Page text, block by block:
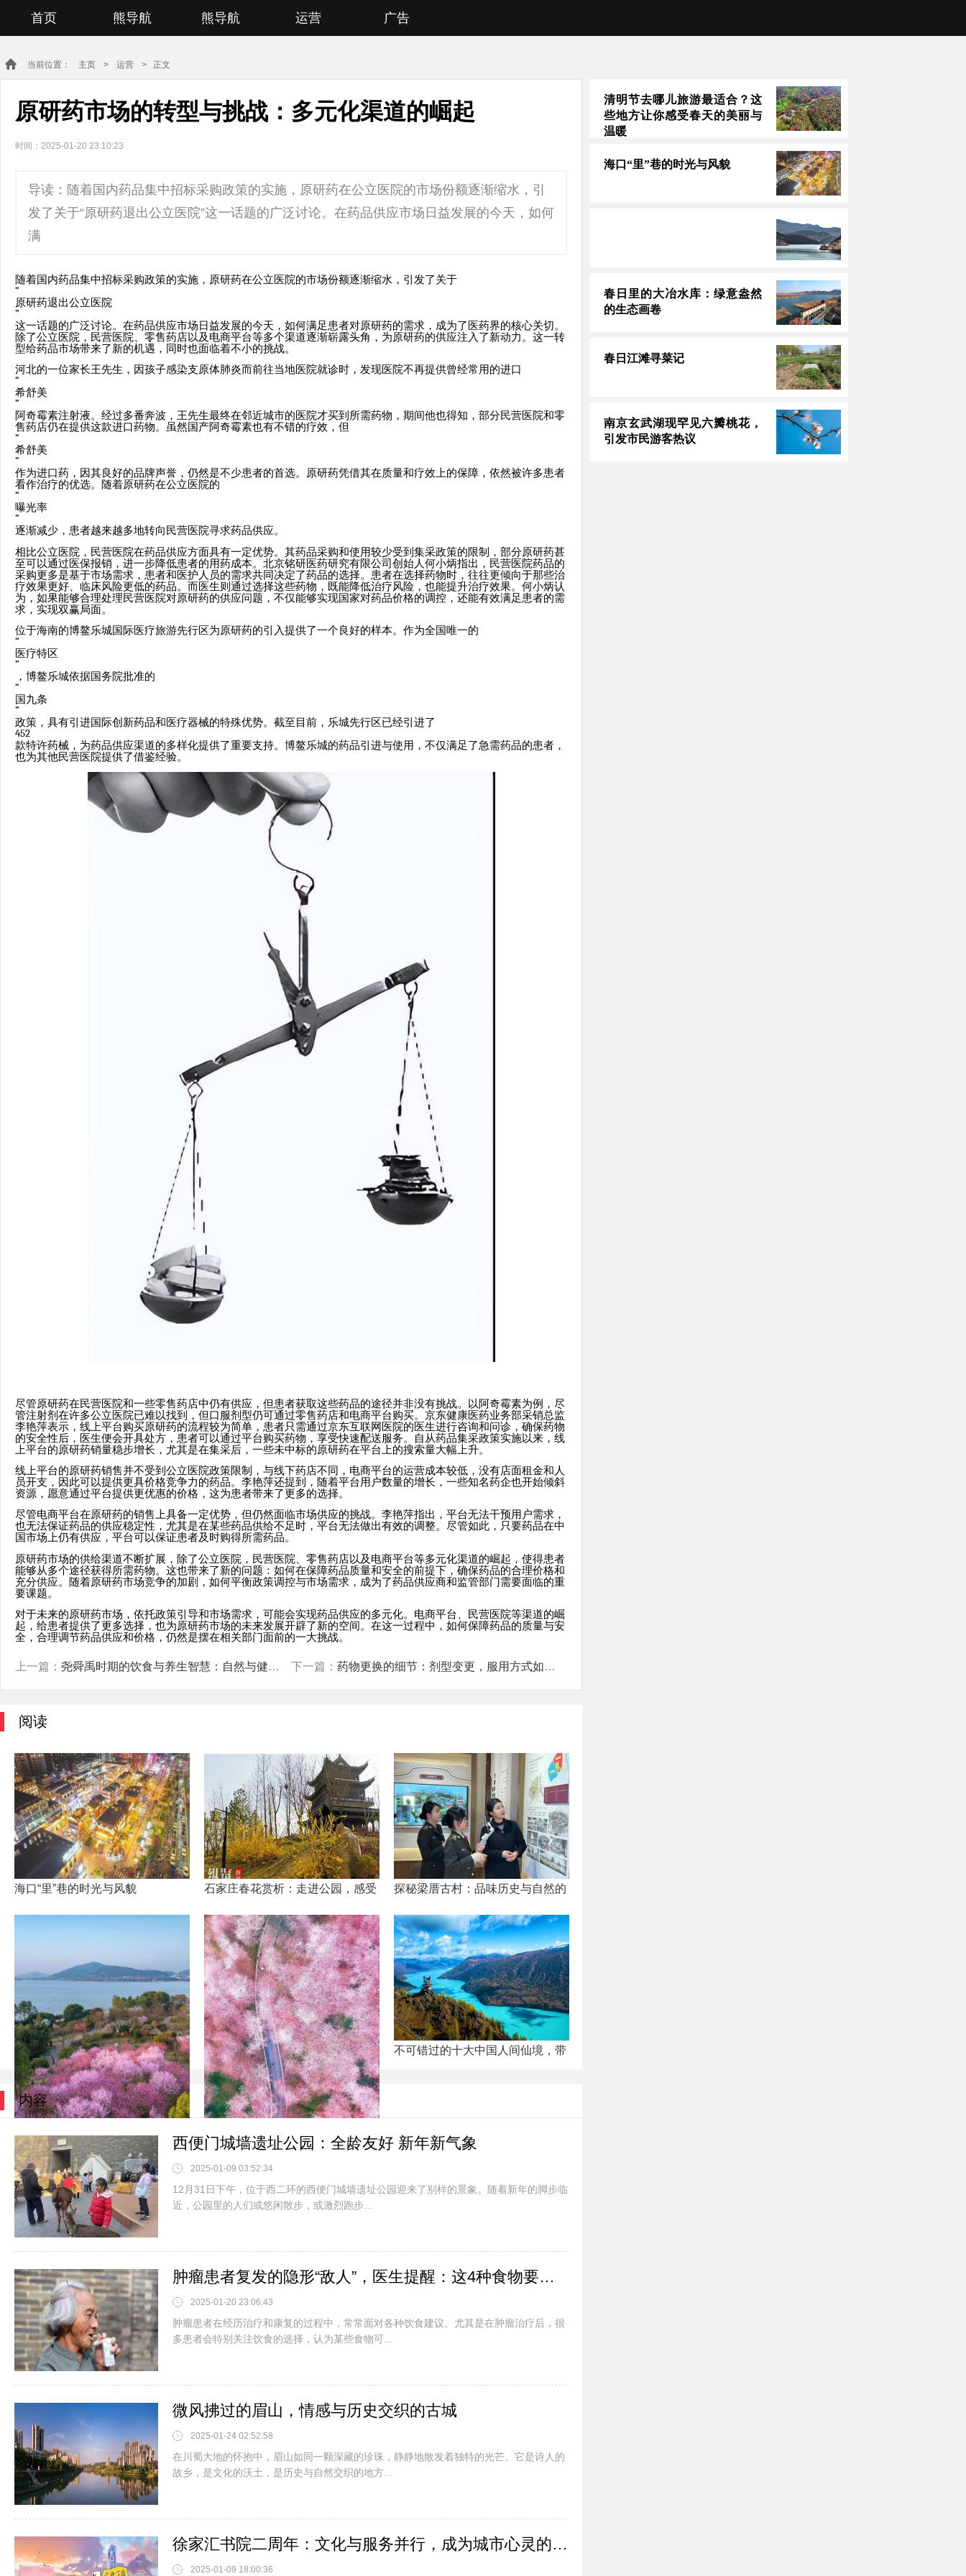
首页 熊导航 熊导航 运营 广告
当前位置： 主页 > 运营 > 正文
原研药市场的转型与挑战：多元化渠道的崛起
时间：2025-01-20 23:10:23
导读：随着国内药品集中招标采购政策的实施，原研药在公立医院的市场份额逐渐缩水，引
发了关于“原研药退出公立医院”这一话题的广泛讨论。在药品供应市场日益发展的今天，如何
满
随着国内药品集中招标采购政策的实施，原研药在公立医院的市场份额逐渐缩水，引发了关于
“
原研药退出公立医院
”
这一话题的广泛讨论。在药品供应市场日益发展的今天，如何满足患者对原研药的需求，成为了医药界的核心关切。
除了公立医院，民营医院、零售药店以及电商平台等多个渠道逐渐崭露头角，为原研药的供应注入了新动力。这一转
型给药品市场带来了新的机遇，同时也面临着不小的挑战。
河北的一位家长王先生，因孩子感染支原体肺炎而前往当地医院就诊时，发现医院不再提供曾经常用的进口
“
希舒美
”
阿奇霉素注射液。经过多番奔波，王先生最终在邻近城市的医院才买到所需药物，期间他也得知，部分民营医院和零
售药店仍在提供这款进口药物。虽然国产阿奇霉素也有不错的疗效，但
“
希舒美
”
作为进口药，因其良好的品牌声誉，仍然是不少患者的首选。原研药凭借其在质量和疗效上的保障，依然被许多患者
看作治疗的优选。随着原研药在公立医院的
“
曝光率
”
逐渐减少，患者越来越多地转向民营医院寻求药品供应。
相比公立医院，民营医院在药品供应方面具有一定优势。其药品采购和使用较少受到集采政策的限制，部分原研药甚
至可以通过医保报销，进一步降低患者的用药成本。北京铭研医药研究有限公司创始人何小炳指出，民营医院药品的
采购更多是基于市场需求，患者和医护人员的需求共同决定了药品的选择。患者在选择药物时，往往更倾向于那些治
疗效果更好、临床风险更低的药品。而医生则通过选择这些药物，既能降低治疗风险，也能提升治疗效果。何小炳认
为，如果能够合理处理民营医院对原研药的供应问题，不仅能够实现国家对药品价格的调控，还能有效满足患者的需
求，实现双赢局面。
位于海南的博鳌乐城国际医疗旅游先行区为原研药的引入提供了一个良好的样本。作为全国唯一的
“
医疗特区
”
，博鳌乐城依据国务院批准的
“
国九条
”
政策，具有引进国际创新药品和医疗器械的特殊优势。截至目前，乐城先行区已经引进了
452
款特许药械，为药品供应渠道的多样化提供了重要支持。博鳌乐城的药品引进与使用，不仅满足了急需药品的患者，
也为其他民营医院提供了借鉴经验。
尽管原研药在民营医院和一些零售药店中仍有供应，但患者获取这些药品的途径并非没有挑战。以阿奇霉素为例，尽
管注射剂在许多公立医院已难以找到，但口服剂型仍可通过零售药店和电商平台购买。京东健康医药业务部采销总监
李艳萍表示，线上平台购买原研药的流程较为简单，患者只需通过京东互联网医院的医生进行咨询和问诊，确保药物
的安全性后，医生便会开具处方，患者可以通过平台购买药物，享受快速配送服务。自从药品集采政策实施以来，线
上平台的原研药销量稳步增长，尤其是在集采后，一些未中标的原研药在平台上的搜索量大幅上升。
线上平台的原研药销售并不受到公立医院政策限制，与线下药店不同，电商平台的运营成本较低，没有店面租金和人
员开支，因此可以提供更具价格竞争力的药品。李艳萍还提到，随着平台用户数量的增长，一些知名药企也开始倾斜
资源，愿意通过平台提供更优惠的价格，这为患者带来了更多的选择。
尽管电商平台在原研药的销售上具备一定优势，但仍然面临市场供应的挑战。李艳萍指出，平台无法干预用户需求，
也无法保证药品的供应稳定性，尤其是在某些药品供给不足时，平台无法做出有效的调整。尽管如此，只要药品在中
国市场上仍有供应，平台可以保证患者及时购得所需药品。
原研药市场的供给渠道不断扩展，除了公立医院，民营医院、零售药店以及电商平台等多元化渠道的崛起，使得患者
能够从多个途径获得所需药物。这也带来了新的问题：如何在保障药品质量和安全的前提下，确保药品的合理价格和
充分供应。随着原研药市场竞争的加剧，如何平衡政策调控与市场需求，成为了药品供应商和监管部门需要面临的重
要课题。
对于未来的原研药市场，依托政策引导和市场需求，可能会实现药品供应的多元化。电商平台、民营医院等渠道的崛
起，给患者提供了更多选择，也为原研药市场的未来发展开辟了新的空间。在这一过程中，如何保障药品的质量与安
全，合理调节药品供应和价格，仍然是摆在相关部门面前的一大挑战。
上一篇： 尧舜禹时期的饮食与养生智慧：自然与健康的和谐共生 下一篇： 药物更换的细节：剂型变更，服用方式如何调整
阅读
海口“里”巷的时光与风貌 石家庄春花赏析：走进公园，感受 探秘梁厝古村：品味历史与自然的
春日江南，鼋头渚的樱花与无锡之
贵阳樱花季攻略：春天的浪漫，沉
不可错过的十大中国人间仙境，带
内容
西便门城墙遗址公园：全龄友好 新年新气象
2025-01-09 03:52:34
12月31日下午，位于西二环的西便门城墙遗址公园迎来了别样的景象。随着新年的脚步临
近，公园里的人们或悠闲散步，或激烈跑步...
肿瘤患者复发的隐形“敌人”，医生提醒：这4种食物要避开
2025-01-20 23:06:43
肿瘤患者在经历治疗和康复的过程中，常常面对各种饮食建议。尤其是在肿瘤治疗后，很
多患者会特别关注饮食的选择，认为某些食物可...
微风拂过的眉山，情感与历史交织的古城
2025-01-24 02:52:58
在川蜀大地的怀抱中，眉山如同一颗深藏的珍珠，静静地散发着独特的光芒。它是诗人的
故乡，是文化的沃土，是历史与自然交织的地方...
徐家汇书院二周年：文化与服务并行，成为城市心灵的家园
2025-01-09 18:00:36
清明节去哪儿旅游最适合？这
些地方让你感受春天的美丽与
温暖
海口“里”巷的时光与风貌
春日里的大冶水库：绿意盎然
的生态画卷
春日江滩寻菜记
南京玄武湖现罕见六瓣桃花，
引发市民游客热议